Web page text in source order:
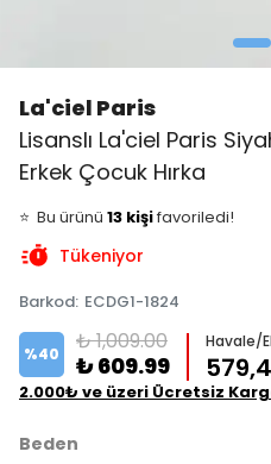
La'ciel Paris
Lisanslı La'ciel Paris
Erkek Çocuk Hırka
👀 Şu an4 kişiinceliyor!
⭐️ Bu ürünü 13 kişifavoriledi!
✅ Bugün 1 adet
Tükeniyor
Barkod: ECDG1-1824
%40 ₺ 1,009.00
₺ 609.99
Havale/
2.000₺ ve üzeri Ücretsiz
Beden